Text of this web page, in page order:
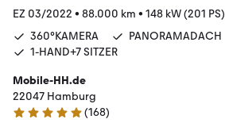
EZ 03/2022 • 88.000 km • 148 kW (201 PS)
360°KAMERA
PANORAMADACH
1-HAND+7 SITZER
Mobile-HH.de
22047 Hamburg
4.8 Sterne
(168)